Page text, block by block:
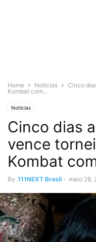
Home Notícias
Cinco
Kombat com...
Notícias
Cinco dias
vence
Kombat
By 111NEXT Brasil - maio 28,